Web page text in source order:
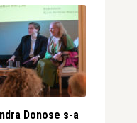
Donose s-a